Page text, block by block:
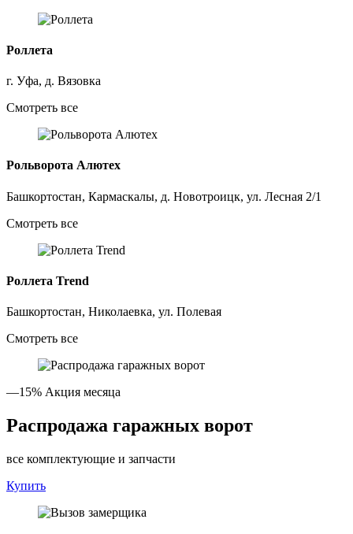
Роллета
г. Уфа, д. Вязовка
Смотреть все
Рольворота Алютех
Башкортостан, Кармаскалы, д. Новотроицк, ул. Лесная 2/1
Смотреть все
Роллета Trend
Башкортостан, Николаевка, ул. Полевая
Смотреть все
—15% Акция месяца
Распродажа гаражных ворот
все комплектующие и запчасти
Купить